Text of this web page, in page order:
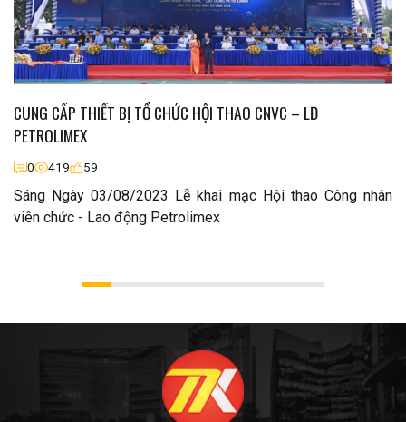
CUNG CẤP THIẾT BỊ TỔ CHỨC HỘI THAO CNVC – LĐ
PETROLIMEX
0 419 59
Sáng Ngày 03/08/2023 Lễ khai mạc Hội thao Công nhân
viên chức - Lao động Petrolimex